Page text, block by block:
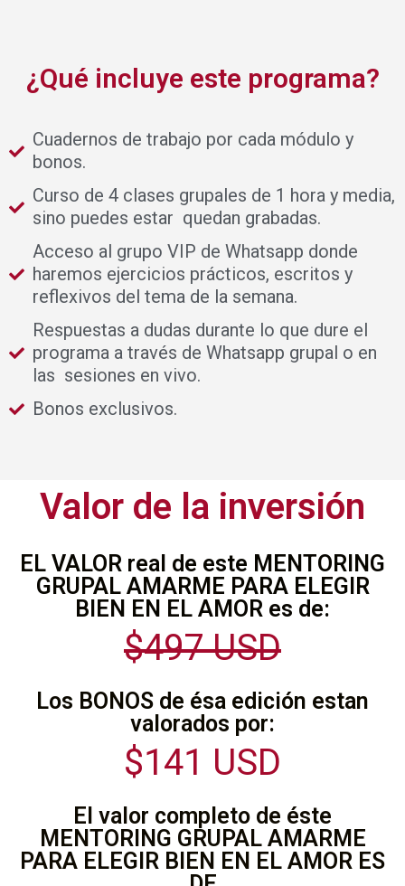
¿Qué incluye este programa?
Cuadernos de trabajo por cada módulo y
bonos.
Curso de 4 clases grupales de 1 hora y media,
sino puedes estar quedan grabadas.
Acceso al grupo VIP de Whatsapp donde
haremos ejercicios prácticos, escritos y
reflexivos del tema de la semana.
Respuestas a dudas durante lo que dure el
programa a través de Whatsapp grupal o en
las sesiones en vivo.
Bonos exclusivos.
Valor de la inversión
EL VALOR real de este MENTORING
GRUPAL AMARME PARA ELEGIR
BIEN EN EL AMOR es de:
$497 USD
Los BONOS de ésa edición estan
valorados por:
$141 USD
El valor completo de éste
MENTORING GRUPAL AMARME
PARA ELEGIR BIEN EN EL AMOR ES